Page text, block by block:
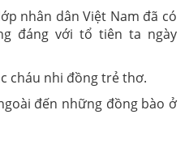
nhân dân Việt Nam đã có
đáng với tổ tiên ta ngày
cháu nhi đồng trẻ thơ.
đến những đồng bào ở